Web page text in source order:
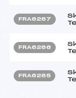
FRA6267
FRA6266
FRA6265